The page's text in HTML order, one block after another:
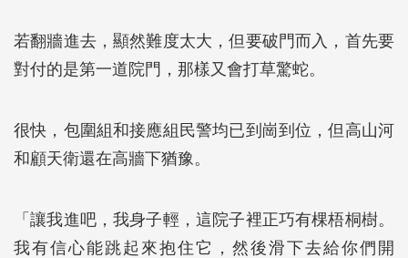
若翻牆進去，顯然難度太大，但要破門而入，首先要
對付的是第一道院門，那樣又會打草驚蛇。
很快，包圍組和接應組民警均已到崗到位，但高山河
和顧天衛還在高牆下猶豫。
「讓我進吧，我身子輕，這院子裡正巧有棵梧桐樹。
我有信心能跳起來抱住它，然後滑下去給你們開